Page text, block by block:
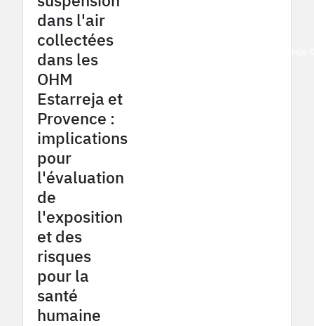
dans l'air
collectées
dans les
OHM
Estarreja et
Provence :
implications
pour
l'évaluation
de
l'exposition
et des
risques
pour la
santé
humaine